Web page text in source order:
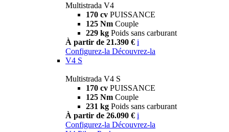
Multistrada V4
170 cv PUISSANCE
125 Nm Couple
229 kg Poids sans carburant
À partir de 21.390 € i
Configurez-la Découvrez-la
V4 S
Multistrada V4 S
170 cv PUISSANCE
125 Nm Couple
231 kg Poids sans carburant
À partir de 26.090 € i
Configurez-la Découvrez-la